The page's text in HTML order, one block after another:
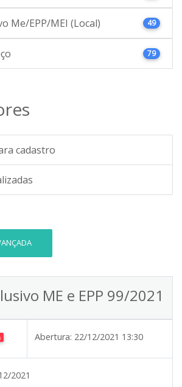
Me/EPP/MEI (Local) 49
79
cadastro
ME e EPP 99/2021
Abertura: 22/12/2021 13:30
2021